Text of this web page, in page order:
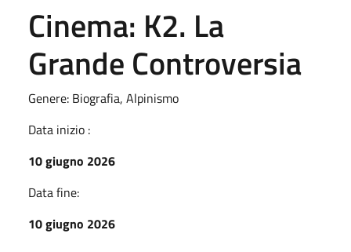
Cinema: K2. La
Grande Controversia
Genere: Biografia, Alpinismo
Data inizio :
10 giugno 2026
Data fine:
10 giugno 2026